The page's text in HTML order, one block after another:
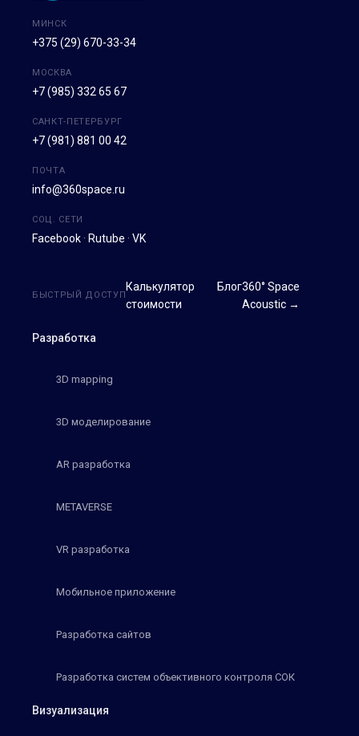
МИНСК
+375 (29) 670-33-34
МОСКВА
+7 (985) 332 65 67
САНКТ-ПЕТЕРБУРГ
+7 (981) 881 00 42
ПОЧТА
info@360space.ru
СОЦ. СЕТИ
Facebook · Rutube · VK
Разработка
3D mapping
3D моделирование
AR разработка
METAVERSE
VR разработка
Мобильное приложение
Разработка сайтов
Разработка систем объективного контроля СОК
Визуализация
БЫСТРЫЙ ДОСТУП
Калькулятор
стоимости
Блог360° Space
Acoustic →